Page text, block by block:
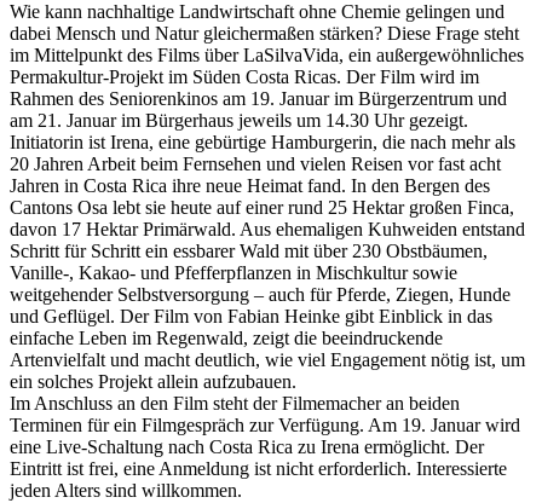
Wie kann nachhaltige Landwirtschaft ohne Chemie gelingen und
dabei Mensch und Natur gleichermaßen stärken? Diese Frage steht
im Mittelpunkt des Films über LaSilvaVida, ein außergewöhnliches
Permakultur-Projekt im Süden Costa Ricas. Der Film wird im
Rahmen des Seniorenkinos am 19. Januar im Bürgerzentrum und
am 21. Januar im Bürgerhaus jeweils um 14.30 Uhr gezeigt.
Initiatorin ist Irena, eine gebürtige Hamburgerin, die nach mehr als
20 Jahren Arbeit beim Fernsehen und vielen Reisen vor fast acht
Jahren in Costa Rica ihre neue Heimat fand. In den Bergen des
Cantons Osa lebt sie heute auf einer rund 25 Hektar großen Finca,
davon 17 Hektar Primärwald. Aus ehemaligen Kuhweiden entstand
Schritt für Schritt ein essbarer Wald mit über 230 Obstbäumen,
Vanille-, Kakao- und Pfefferpflanzen in Mischkultur sowie
weitgehender Selbstversorgung – auch für Pferde, Ziegen, Hunde
und Geflügel. Der Film von Fabian Heinke gibt Einblick in das
einfache Leben im Regenwald, zeigt die beeindruckende
Artenvielfalt und macht deutlich, wie viel Engagement nötig ist, um
ein solches Projekt allein aufzubauen.
Im Anschluss an den Film steht der Filmemacher an beiden
Terminen für ein Filmgespräch zur Verfügung. Am 19. Januar wird
eine Live-Schaltung nach Costa Rica zu Irena ermöglicht. Der
Eintritt ist frei, eine Anmeldung ist nicht erforderlich. Interessierte
jeden Alters sind willkommen.